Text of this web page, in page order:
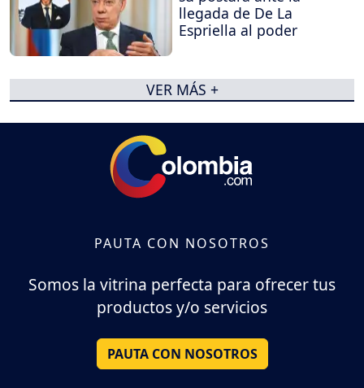
llegada de De La
Espriella al poder
VER MÁS +
PAUTA CON NOSOTROS
Somos la vitrina perfecta para ofrecer tus
productos y/o servicios
PAUTA CON NOSOTROS